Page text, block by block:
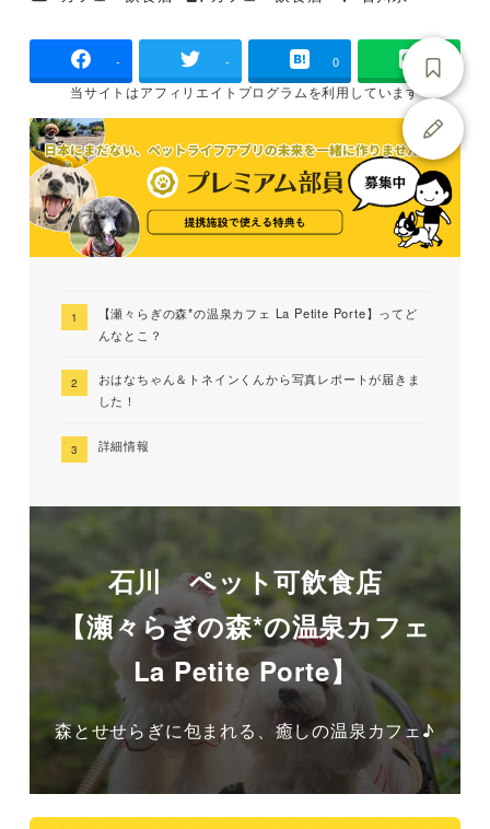
者
タグ タグ
- - 0
当サイトはアフィリエイトプログラムを利用しています
【瀬々らぎの森*の温泉カフェ La Petite Porte】ってど
んなとこ？
おはなちゃん＆トネインくんから写真レポートが届きま
した！
詳細情報
石川 ペット可飲食店
【瀬々らぎの森*の温泉カフェ
La Petite Porte】
森とせせらぎに包まれる、癒しの温泉カフェ♪